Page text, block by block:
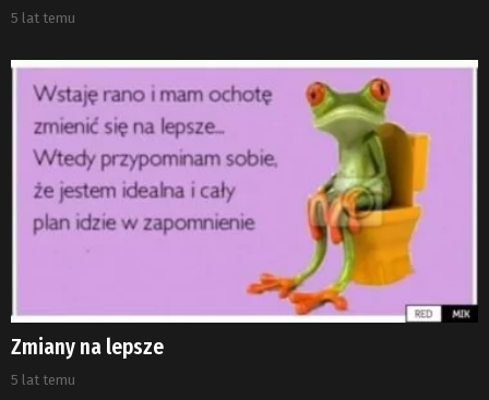
5 lat temu
Zmiany na lepsze
5 lat temu